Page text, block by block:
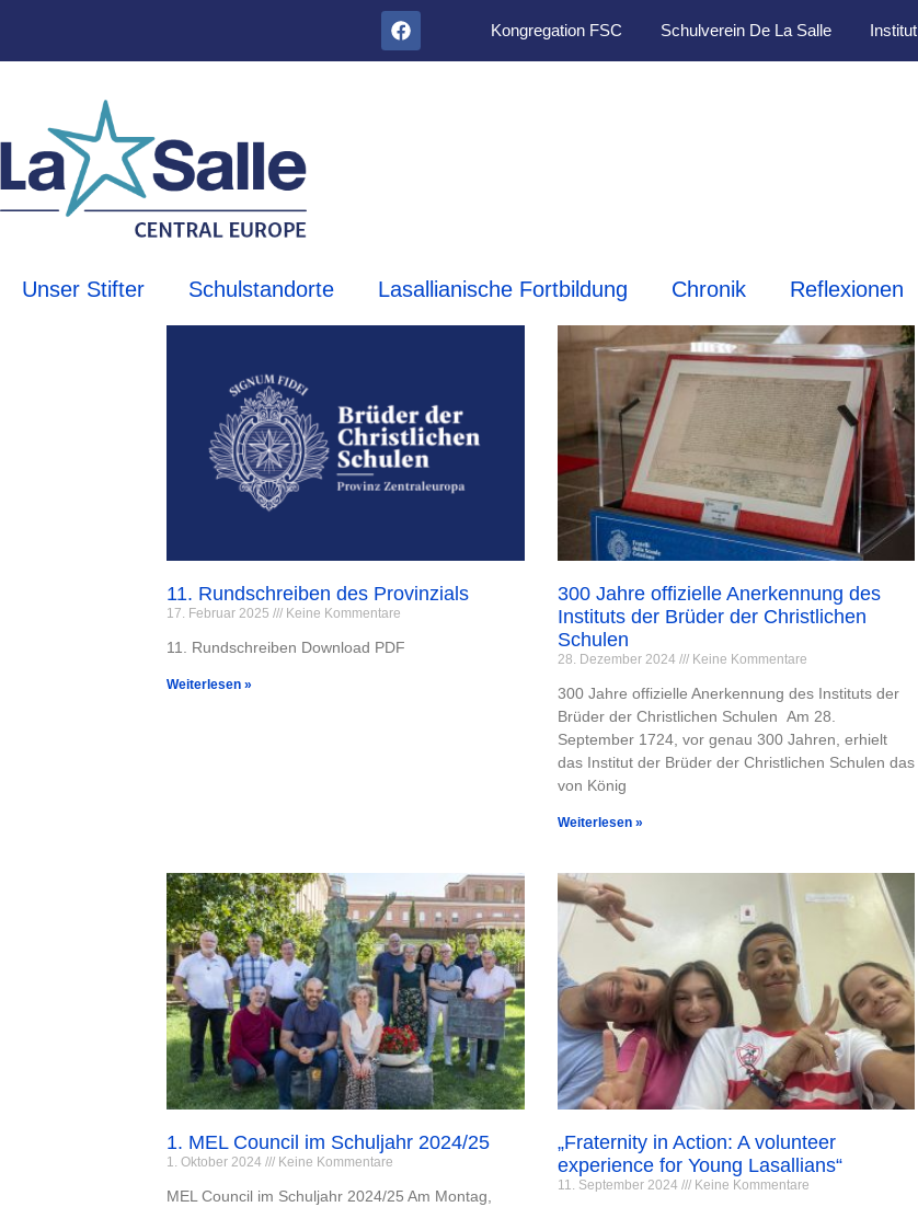
Kongregation FSC Schulverein De La Salle Institut
Unser Stifter Schulstandorte Lasallianische Fortbildung Chronik Reflexionen
11. Rundschreiben des Provinzials
17. Februar 2025 Keine Kommentare
11. Rundschreiben Download PDF
Weiterlesen »
300 Jahre offizielle Anerkennung des
Instituts der Brüder der Christlichen
Schulen
28. Dezember 2024 Keine Kommentare
300 Jahre offizielle Anerkennung des Instituts der
Brüder der Christlichen Schulen Am 28.
September 1724, vor genau 300 Jahren, erhielt
das Institut der Brüder der Christlichen Schulen das
von König
Weiterlesen »
1. MEL Council im Schuljahr 2024/25
1. Oktober 2024 Keine Kommentare
MEL Council im Schuljahr 2024/25 Am Montag,
„Fraternity in Action: A volunteer
experience for Young Lasallians“
11. September 2024 Keine Kommentare